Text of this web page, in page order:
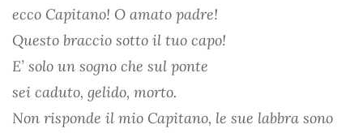
ecco Capitano! O amato padre!
Questo braccio sotto il tuo capo!
E’ solo un sogno che sul ponte
sei caduto, gelido, morto.
Non risponde il mio Capitano, le sue labbra sono